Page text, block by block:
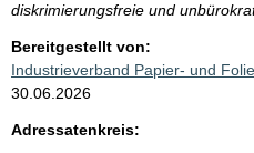
diskrimierungsfreie und
Bereitgestellt von:
Industrieverband Papier- und
30.06.2026
Adressatenkreis: